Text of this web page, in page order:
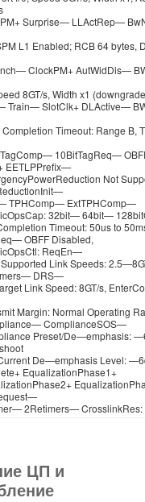
+Surprise— LLActRep—
L1 Enabled; RCB64bytes,
—ClockPM+AutWidDis—
8GT/s, Width x1 (
Train—SlotClk+ DLActive—
Completion Timeout: Range B,
— 10BitTagReq—
EETLPPrefix—
Not
—
TPHComp— ExtTPHComp—
:32bit—64bit—
Timeout:50usto
—OBFF Disabled,
: ReqEn—
Supported LinkSpeeds:2.5—
— DRS—
LinkSpeed:8GT/s,
Margin: Normal Operating
—ComplianceSOS—
Preset/De—emphasis:—
De—emphasis Level:—
+ EqualizationPhase1+
+
—
—2Retimers—CrosslinkRes:
ЦП и